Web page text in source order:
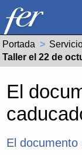
Portada
Actual:
Taller el 22 de octubre para
El
El documento